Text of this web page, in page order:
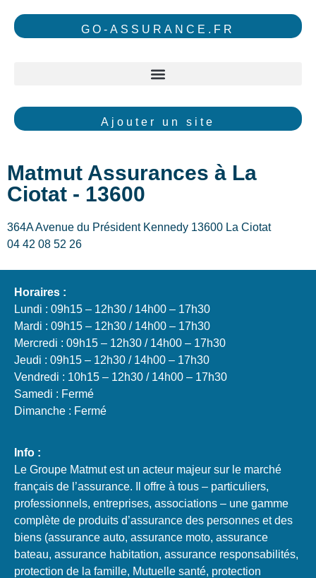
GO-ASSURANCE.FR
Ajouter un site
Matmut Assurances à La
Ciotat - 13600
364A Avenue du Président Kennedy 13600 La Ciotat
04 42 08 52 26
Horaires :
Lundi : 09h15 – 12h30 / 14h00 – 17h30
Mardi : 09h15 – 12h30 / 14h00 – 17h30
Mercredi : 09h15 – 12h30 / 14h00 – 17h30
Jeudi : 09h15 – 12h30 / 14h00 – 17h30
Vendredi : 10h15 – 12h30 / 14h00 – 17h30
Samedi : Fermé
Dimanche : Fermé
Info :
Le Groupe Matmut est un acteur majeur sur le marché
français de l’assurance. Il offre à tous – particuliers,
professionnels, entreprises, associations – une gamme
complète de produits d’assurance des personnes et des
biens (assurance auto, assurance moto, assurance
bateau, assurance habitation, assurance responsabilités,
protection de la famille, Mutuelle santé, protection